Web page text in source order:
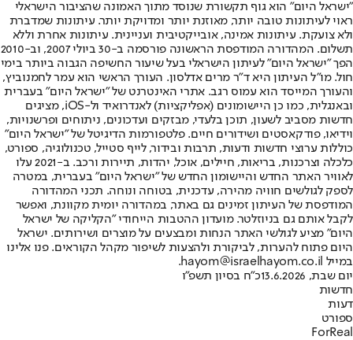
"ישראל היום" הוא גוף תקשורת שנוסד מתוך האמונה שהציבור הישראלי
ראוי לעיתונות טובה יותר, מאוזנת יותר ומדויקת יותר. עיתונות שמדברת
ולא צועקת. עיתונות אמינה, אובייקטיבית ועניינית. עיתונות אחרת וללא
תשלום. המהדורה המודפסת הראשונה פורסמה ב-30 ביולי 2007, וב-2010
הפך "ישראל היום" לעיתון הישראלי בעל שיעור החשיפה הגבוה ביותר בימי
חול. מו"ל העיתון היא ד"ר מרים אדלסון. העורך הראשי הוא עמר לחמנוביץ,
והעורך המייסד הוא עמוס רגב. אתרי האינטרנט של "ישראל היום" בעברית
ובאנגלית, כמו כן היישומונים (אפליקציות) לאנדרואיד ול-iOS, מציגים
חדשות מסביב לשעון, תוכן בלעדי, מבזקים ועדכונים, ניתוחים ופרשנויות,
וידיאו, פודקאסטים ושידורים חיים. פלטפורמות הדיגיטל של "ישראל היום"
כוללות ערוצי חדשות ודעות, תרבות ובידור, לייף סטייל, טכנולוגיה, ספורט,
כלכלה וצרכנות, בריאות, חיילים, אוכל, יהדות, תיירות ורכב. ב-2021 עלו
לאוויר האתר החדש והיישומון החדש של "ישראל היום" בעברית, במטרה
לספק לגולשים חוויה מהירה, עדכנית, בטוחה ונוחה. תכני המהדורה
המודפסת של העיתון זמינים גם באתר, במהדורה יומית מקוונת, ואפשר
לקבל אותם גם בניוזלטר. מועדון ההטבות הייחודי "הקליקה של ישראל
היום" מציע לגולשי האתר הנחות ומבצעים על מוצרים ושירותים. ישראל
היום פתוח להערות, לביקורת ולהצעות לשיפור מקהל הקוראים. פנו אלינו
במייל hayom@israelhayom.co.il.
יום שבת, 13.6.2026
כ"ח בסיון תשפ"ו
חדשות
דעות
ספורט
ForReal